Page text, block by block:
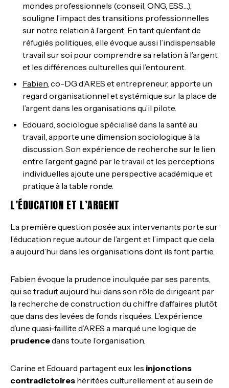
mondes professionnels (conseil, ONG, ESS…),
souligne l’impact des transitions professionnelles
sur notre relation à l’argent. En tant qu’enfant de
réfugiés politiques, elle évoque aussi l’indispensable
travail sur soi pour comprendre sa relation à l’argent
et les différences culturelles qui l’entourent.
Fabien, co-DG d’ARES et entrepreneur, apporte un
regard organisationnel et systémique sur la place de
l’argent dans les organisations qu’il pilote.
Edouard, sociologue spécialisé dans la santé au
travail, apporte une dimension sociologique à la
discussion. Son expérience de recherche sur le lien
entre l’argent gagné par le travail et les perceptions
individuelles ajoute une perspective académique et
pratique à la table ronde.
L’ÉDUCATION ET L’ARGENT
La première question posée aux intervenants porte sur
l’éducation reçue autour de l’argent et l’impact que cela
a aujourd’hui dans les organisations dont ils font partie.
Fabien évoque la prudence inculquée par ses parents,
qui se traduit aujourd’hui dans son rôle de dirigeant par
la recherche de construction du chiffre d’affaires plutôt
que dans des levées de fonds risquées. L’expérience
d’une quasi-faillite d’ARES a marqué une logique de
prudencedans toute l’organisation.
Carine et Edouard partagent eux les injonctions
contradictoires héritées culturellement et au sein de